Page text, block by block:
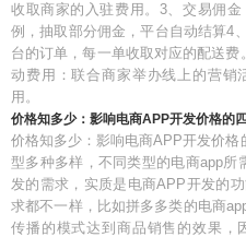
收取商家的入驻费用。3、交易佣
例，抽取部分佣金，平台自动结算4
台的订单，每一单收取对应的配送
动费用：联合商家举办线上的营销
用。
价格知多少：影响电商APP开发价格的
价格知多少：影响电商APP开发价
型多种多样，不同类型的电商app所
发的需求，实质是电商APP开发的
求都不一样，比如拼多多类的电商
传播的模式达到商品销售的效果，